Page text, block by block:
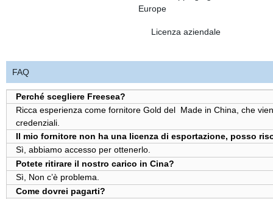
Licenza aziendale
FAQ
Perché scegliere Freesea?
Ricca esperienza come fornitore Gold del Made in China , che
credenziali.
Il mio fornitore non ha una licenza di esportazione, posso
Sì, abbiamo accesso per ottenerlo.
Potete ritirare il nostro carico in Cina?
Sì, Non c’è problema.
Come dovrei pagarti?